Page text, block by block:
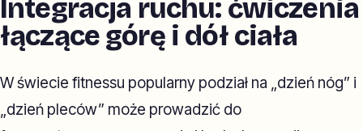
Integracja ruchu: ćwiczenia
łączące górę i dół ciała
W świecie fitnessu popularny podział na „dzień nóg” i
„dzień pleców” może prowadzić do